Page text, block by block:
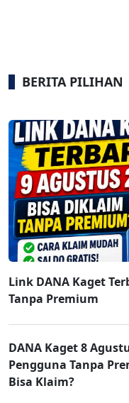
BERITA PILIHAN
Link DANA Kaget
Tanpa Premium
DANA Kaget 8
Pengguna Tanpa
Bisa Klaim?